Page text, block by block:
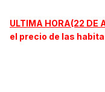
ULTIMA HORA(22 DE
el precio de las